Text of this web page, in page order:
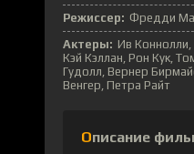
Режиссер: Фредди
Актеры: Ив
Кэй Кэллан, Рон Кук,
Гудолл, Вернер
Венгер, Петра Райт
Описание